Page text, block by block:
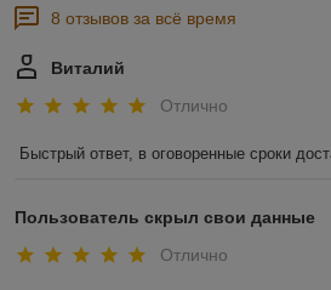
8 отзывов за всё время
Виталий
Отлично
Быстрый ответ, в оговоренные сроки
Пользователь скрыл свои данные
Отлично